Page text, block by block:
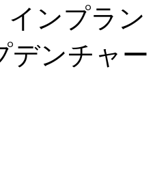
ンプラ
デンチャ